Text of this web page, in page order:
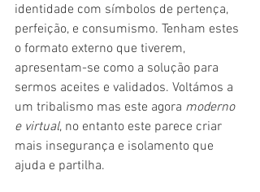
identidade com símbolos de pertença,
perfeição, e consumismo. Tenham estes
o formato externo que tiverem,
apresentam-se como a solução para
sermos aceites e validados. Voltámos a
um tribalismo mas este agora moderno
e virtual, no entanto este parece criar
mais insegurança e isolamento que
ajuda e partilha.